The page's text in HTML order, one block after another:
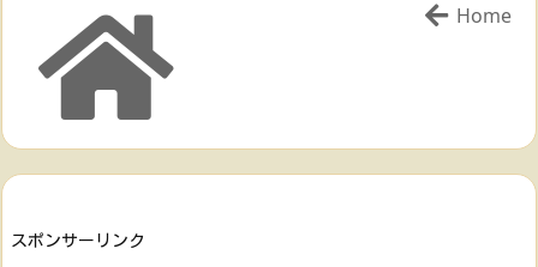
Home
スポンサーリンク